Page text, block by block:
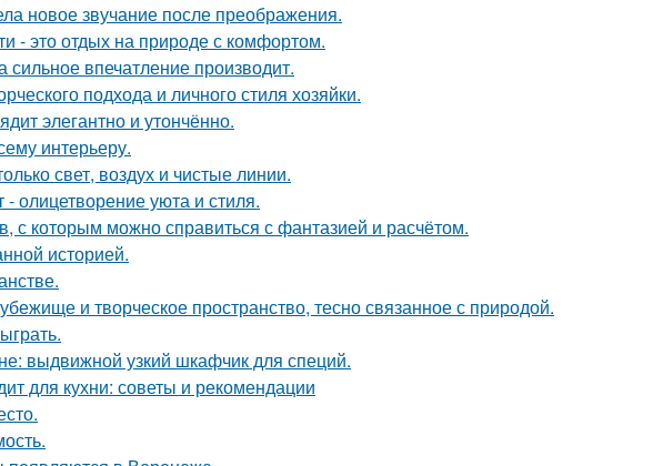
новое звучание после преображения.
- это отдых на природе с комфортом.
впечатление производит.
подхода и личного стиля хозяйки.
элегантно и утончённо.
интерьеру.
свет, воздух и чистые линии.
олицетворение уюта и стиля.
с которым можно справиться с фантазией и расчётом.
историей.
и творческое пространство, тесно связанное с природой.
выдвижной узкий шкафчик для специй.
для кухни: советы и рекомендации